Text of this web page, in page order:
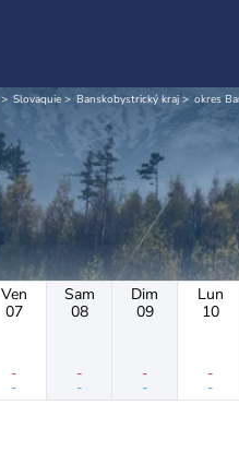
Slovaquie Banskobystrický kraj okres
Ven
07
-
-
Sam
08
-
-
Dim
09
-
-
Lun
10
-
-